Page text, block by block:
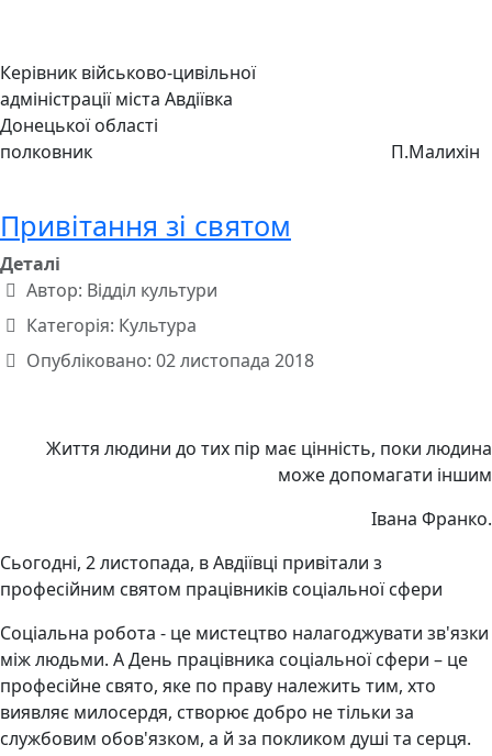
Керівник військово-цивільної
адміністрації міста Авдіївка
Донецької області
полковник П.Малихін
Привітання зі святом
Деталі
Автор: Відділ культури
Категорія: Культура
Опубліковано: 02 листопада 2018
Життя людини до тих пір має цінність, поки людина
може допомагати іншим
Івана Франко.
Сьогодні, 2 листопада, в Авдіївці привітали з
професійним святом працівників соціальної сфери
Соціальна робота - це мистецтво налагоджувати зв'язки
між людьми. А День працівника соціальної сфери – це
професійне свято, яке по праву належить тим, хто
виявляє милосердя, створює добро не тільки за
службовим обов'язком, а й за покликом душі та серця.